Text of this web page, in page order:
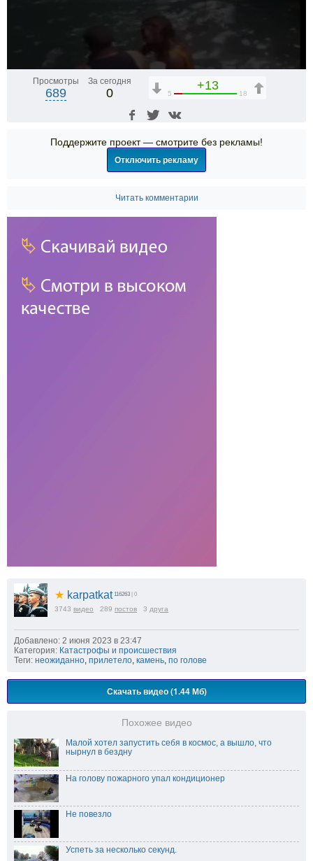
Просмотры
689
За сегодня
0
+13
5 18
Поддержите проект — смотрите без рекламы!
Отключить рекламу
Читать комментарии
★ karpatkat 116263 | 0
3743 видео 289 постов 3 друга
Добавлено: 2 июня 2023 в 23:47
Категория: Катастрофы и происшествия
Теги: неожиданно прилетело камень по голове
Скачать видео (1.44 Мб)
Похожее видео
Малой хотел запустить себя в космос, а вышло, что
нырнул в бездну
На голову пожарного упал кондиционер
Не повезло
Успеть за несколько секунд.